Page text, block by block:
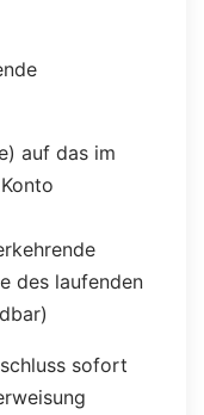
auf das im
des laufenden
sofort